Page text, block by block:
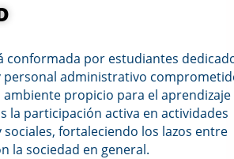
conformada por estudiantes
personal administrativo
propicio para el aprendizaje
la participación activa en actividades
fortaleciendo los lazos entre
la sociedad en general.